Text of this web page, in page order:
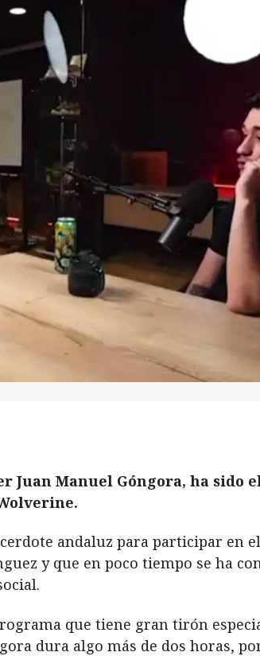
Juan Manuel Góngora, ha sido
andaluz para participar en
y que en poco tiempo se ha
que tiene gran tirón
dura algo más de dos horas,